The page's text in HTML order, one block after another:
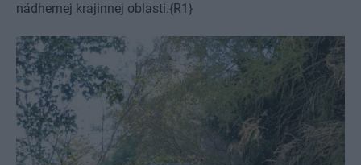
nádhernej krajinnej oblasti.{R1}